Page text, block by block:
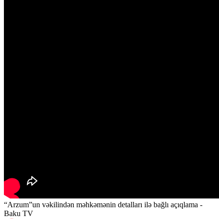
“Arzum”un vəkilindən məhkəmənin detalları ilə bağlı açıqlama -
Baku TV